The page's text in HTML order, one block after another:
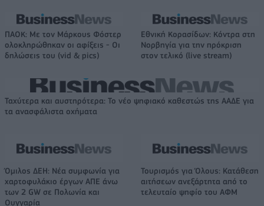
ΠΑΟΚ: Με τον Μάρκους Φόστερ
ολοκληρώθηκαν οι αφίξεις - Οι
δηλώσεις του (vid & pics)
Εθνική Κορασίδων: Κόντρα στη
Νορβηγία για την πρόκριση
στον τελικό (live stream)
Ταχύτερα και αυστηρότερα: Το νέο ψηφιακό καθεστώς της ΑΑΔΕ για
τα ανασφάλιστα οχήματα
Όμιλος ΔΕΗ: Νέα συμφωνία για
χαρτοφυλάκιο έργων ΑΠΕ άνω
των 2 GW σε Πολωνία και
Ουγγαρία
Τουρισμός για Όλους: Kατάθεση
αιτήσεων ανεξάρτητα από το
τελευταίο ψηφίο του ΑΦΜ